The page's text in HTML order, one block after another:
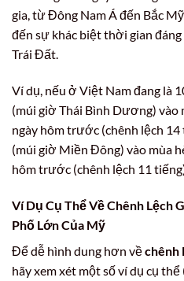
gia, từ Đông Nam Á đến Bắc
đến sự khác biệt thời gian
Trái Đất.
Ví dụ, nếu ở Việt Nam đang là
(múi giờ Thái Bình Dương) vào
ngày hôm trước (chênh lệch
(múi giờ Miền Đông) vào mùa
hôm trước (chênh lệch 11
Ví Dụ Cụ Thể Về Chênh Lệch
Phố Lớn Của Mỹ
Để dễ hình dung hơn vềchênh
hãy xem xét một số ví dụ cụ